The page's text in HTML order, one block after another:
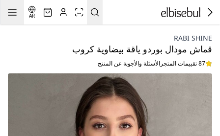
AR
RABI SHINE
قماش مودال بوردو ياقة بيضاوية كروب
87 تقييمات المتجر الأسئلة والأجوبة عن المنتج